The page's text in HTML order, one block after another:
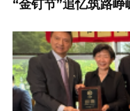
“金钉节”追忆筑路